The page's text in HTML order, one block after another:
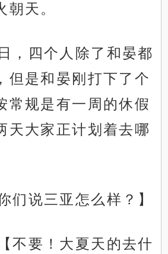
朝天。
，四个人除了和晏都
但是和晏刚打下了个
常规是有一周的休假
天大家正计划着去哪
们说三亚怎么样？】
不要！大夏天的去什